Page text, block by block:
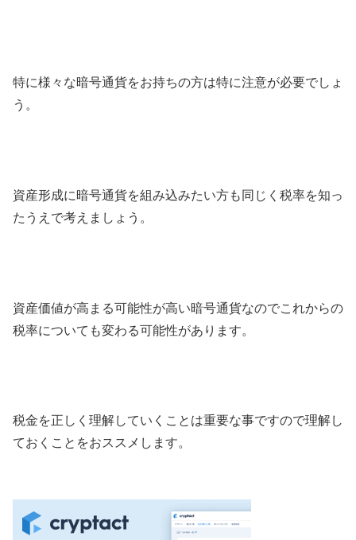
特に様々な暗号通貨をお持ちの方は特に注意が必要でしょ
う。
資産形成に暗号通貨を組み込みたい方も同じく税率を知っ
たうえで考えましょう。
資産価値が高まる可能性が高い暗号通貨なのでこれからの
税率についても変わる可能性があります。
税金を正しく理解していくことは重要な事ですので理解し
ておくことをおススメします。